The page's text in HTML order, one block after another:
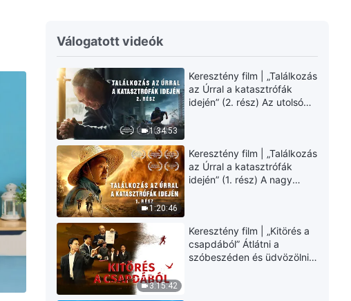
kötelességünkben veszély
közepette
50:02
Keresztény bizonyságtételek,
431. rész: Hogyan kezeljük a
családunk jóságát, amivel
felnevelt minket
51:27
Keresztény bizonyságtételek,
427. rész: Gondolatok a
státuszra való törekvésről
40:55
Keresztény bizonyságtételek,
430. rész: Hogyan viszonyuljunk
a szülői szeretethez és
gondoskodáshoz
Válogatott videók
1:34:53
Keresztény film | „Találkozás
az Úrral a katasztrófák
idején” (2. rész) Az utolsó
országába? (Magyar
szinkron)
1:20:46
Keresztény film | „Találkozás
az Úrral a katasztrófák
idején” (1. rész) A nagy
3:15:42
Keresztény film | „Kitörés a
csapdából” Átlátni a
szóbeszéden és üdvözölni